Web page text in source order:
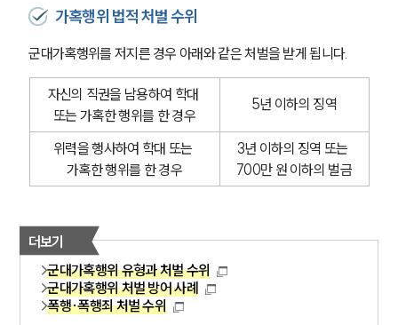
가혹행위 법적 처벌 수위
군대가혹행위를 저지른 경우 아래와 같은 처벌을 받게 됩니다.
자신의 직권을 남용하여 학대
또는 가혹한 행위를 한 경우
5년 이하의 징역
위력을 행사하여 학대 또는
가혹한 행위를 한 경우
3년 이하의 징역 또는
700만 원 이하의 벌금
더보기
군대가혹행위 유형과 처벌 수위
군대가혹행위 처벌 방어 사례
폭행·폭행죄 처벌 수위